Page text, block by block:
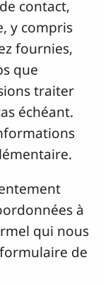
contact,
y compris
fournies,
que
traiter
échéant.
à
qui nous
de